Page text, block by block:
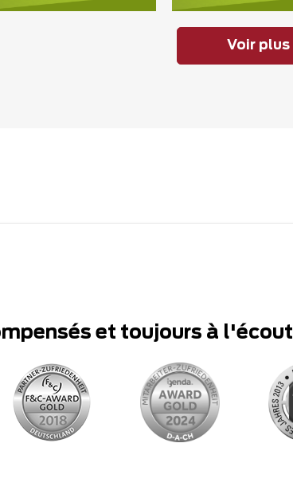
Voir plus
et toujours à